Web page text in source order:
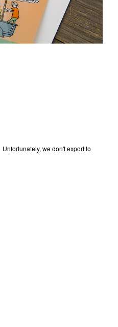
Unfortunately, we don't export to